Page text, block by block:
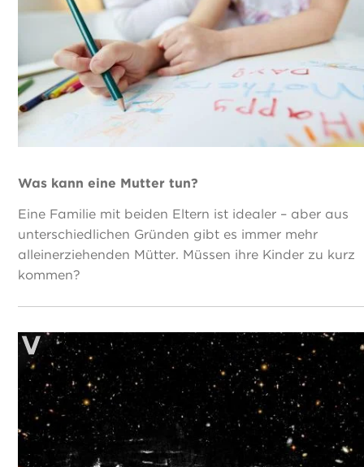
Was kann eine Mutter tun?
Eine Familie mit beiden Eltern ist idealer – aber aus
unterschiedlichen Gründen gibt es immer mehr
alleinerziehenden Mütter. Müssen ihre Kinder zu kurz
kommen?